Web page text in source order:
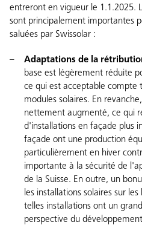
entreront en vigueur le 1.1.2025.
sont principalement importantes
saluées par Swissolar :
Adaptations de la
base est légèrement réduite
ce qui est acceptable compte
modules solaires. En
nettement augmenté, ce qui
d'installations en façade plus
façade ont une production
particulièrement en hiver
importante à la sécurité de
de la Suisse. En outre, un
les installations solaires sur
telles installations ont un
perspective du